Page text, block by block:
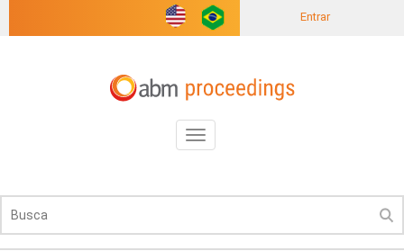
Entrar
Toggle
navigation